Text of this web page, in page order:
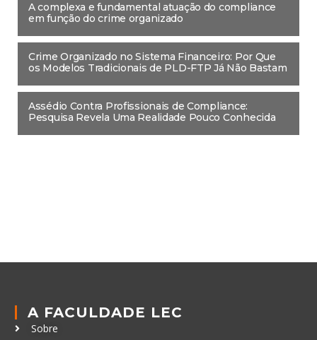
A complexa e fundamental atuação do compliance
em função do crime organizado
Crime Organizado no Sistema Financeiro: Por Que
os Modelos Tradicionais de PLD-FTP Já Não Bastam
Assédio Contra Profissionais de Compliance:
Pesquisa Revela Uma Realidade Pouco Conhecida
A FACULDADE LEC
Sobre